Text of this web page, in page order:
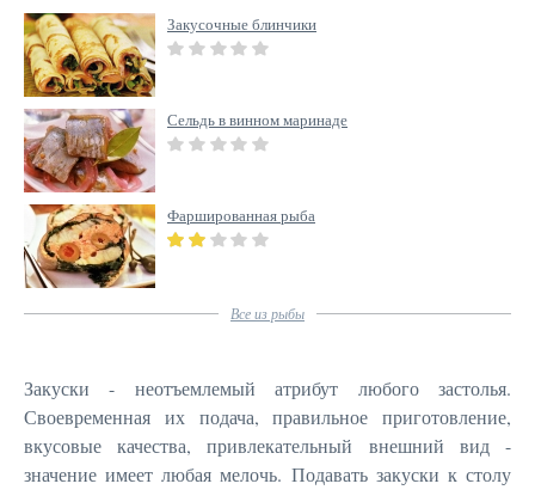
Закусочные блинчики
Сельдь в винном маринаде
Фаршированная рыба
Всеиз рыбы
Закуски - неотъемлемый атрибут любого застолья.
Своевременная их подача, правильное приготовление,
вкусовые качества, привлекательный внешний вид -
значение имеет любая мелочь. Подавать закуски к столу